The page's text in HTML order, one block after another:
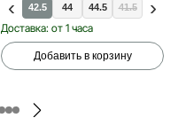
42.5 44 44.5 41.5 42
Доставка: от 1 часа
Добавить в корзину